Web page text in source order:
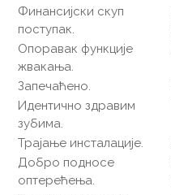
Финансијски скуп
поступак.
Опоравак функције
жвакања.
Запечаћено.
Идентично здравим
зубима.
Трајање инсталације.
Добро подносе
оптерећења.